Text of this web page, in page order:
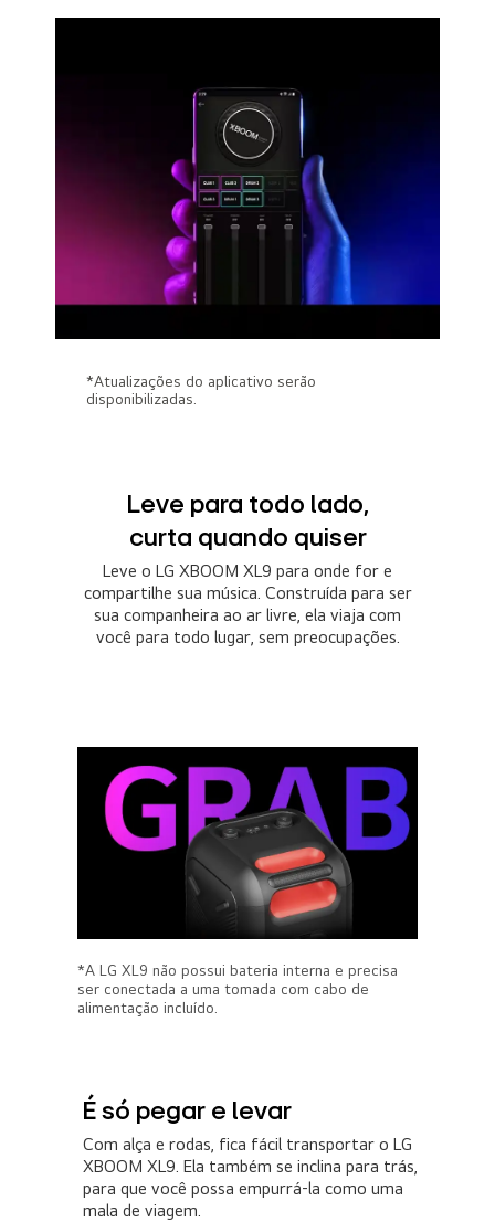
*Atualizações do aplicativo serão
disponibilizadas.
Leve para todo lado,
curta quando quiser
Leve o LG XBOOM XL9 para onde for e
compartilhe sua música. Construída para ser
sua companheira ao ar livre, ela viaja com
você para todo lugar, sem preocupações.
*A LG XL9 não possui bateria interna e precisa
ser conectada a uma tomada com cabo de
alimentação incluído.
É só pegar e levar
Com alça e rodas, fica fácil transportar o LG
XBOOM XL9. Ela também se inclina para trás,
para que você possa empurrá-la como uma
mala de viagem.